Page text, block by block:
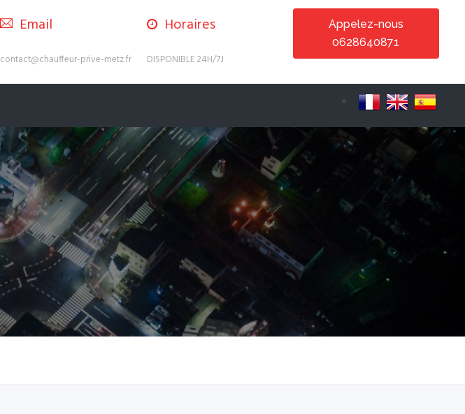
Email
contact@chauffeur-prive-metz.fr
Horaires
DISPONIBLE 24H/7J
Appelez-nous
0628640871